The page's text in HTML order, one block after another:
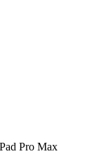
Pro Max